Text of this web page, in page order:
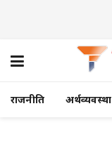
राजनीति अर्थव्यवस्था